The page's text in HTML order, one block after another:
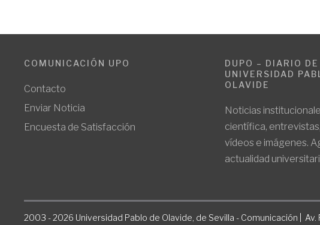
COMUNICACIÓN UPO
Contacto
Enviar Noticia
Encuesta de Satisfacción
DUPO – DIARIO
UNIVERSIDAD
OLAVIDE
Noticias
científica,
vídeos e imágenes.
actualidad
2003 - 2026 Universidad Pablo de Olavide, de Sevilla - Comunicación | Av.